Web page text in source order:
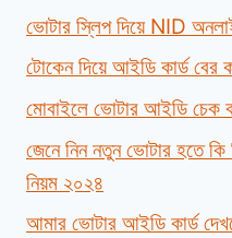
ভোটার স্লিপ দিয়ে NID
টোকেন দিয়ে আইডি কার্ড বের
মোবাইলে ভোটার আইডি চেক
জেনে নিন নতুন ভোটার হতে
নিয়ম ২০২৪
আমার ভোটার আইডি কার্ড